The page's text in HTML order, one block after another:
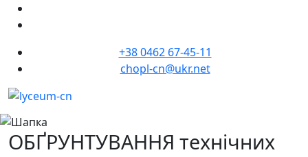
+38 0462 67-45-11
chopl-cn@ukr.net
ОБҐРУНТУВАННЯ технічних